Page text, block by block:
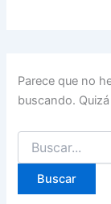
Parece que no
buscando.
Buscar
por: